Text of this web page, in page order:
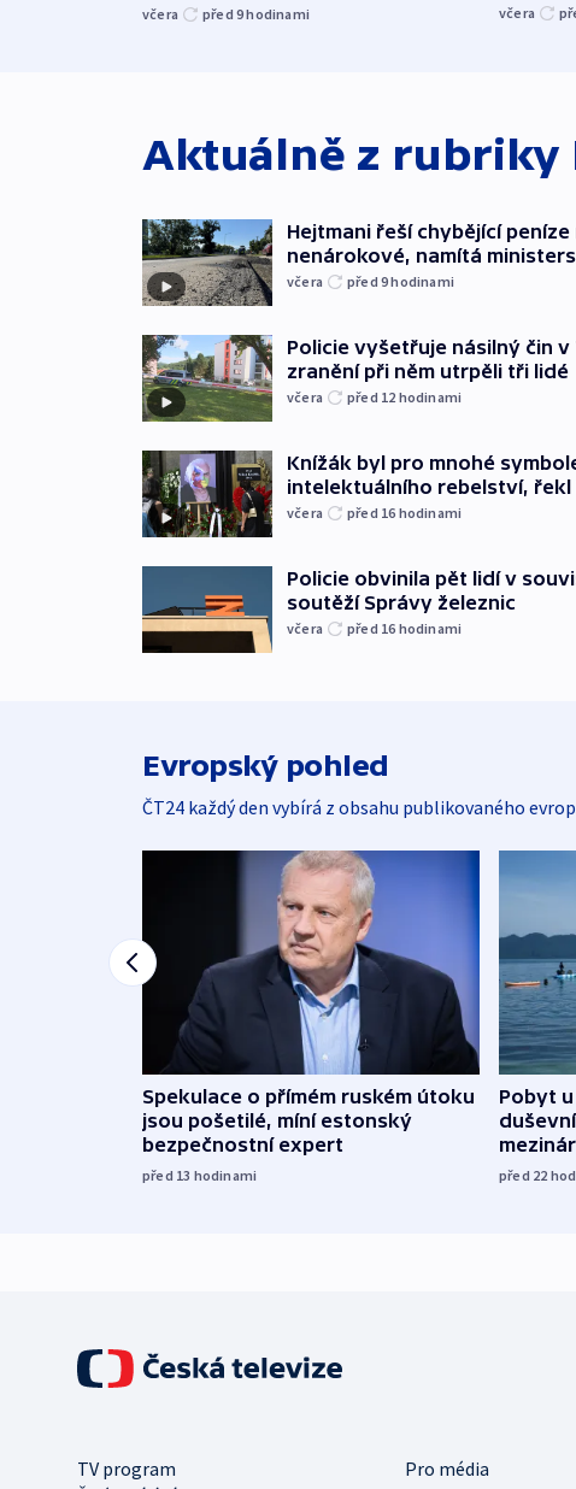
včera před 9hodinami včera
Aktuálně z rubriky
Hejtmani řeší chybějící
nenárokové, namítá
včera před 9hodinami
Policie vyšetřuje násilný čin
zranění při něm utrpěli tři lidé
včera před 12 hodinami
Knížák byl pro mnohé
intelektuálního rebelství, řekl
včera před 16 hodinami
Policie obvinila pět lidí v
soutěží Správy železnic
včera před 16 hodinami
Evropský pohled
ČT24 každý den vybírá z obsahu publikovaného
Spekulace o přímém ruském útoku
jsou pošetilé, míní estonský
bezpečnostní expert
před 13 hodinami
Pobyt
před 22
TV program
Pro média